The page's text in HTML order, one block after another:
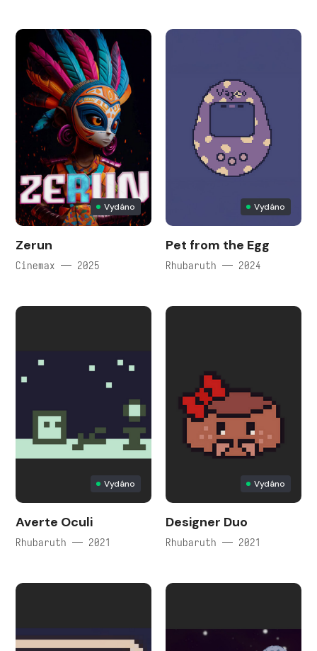
Vydáno
Zerun
Cinemax — 2025
Vydáno
Pet from the Egg
Rhubaruth — 2024
Vydáno
Averte Oculi
Rhubaruth — 2021
Vydáno
Designer Duo
Rhubaruth — 2021